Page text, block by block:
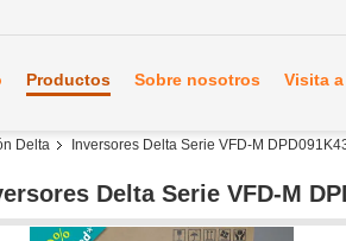
Productos Sobre nosotros Visita
Delta Inversores Delta Serie VFD-M
Delta Serie VFD-M